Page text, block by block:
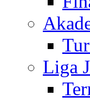
Liga